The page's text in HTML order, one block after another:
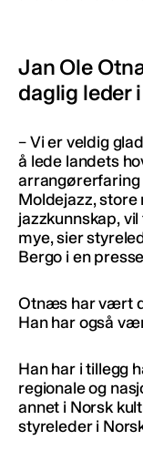
Jan Ole
daglig leder
– Vi er veldig
å lede landets
arrangørerfaring
Moldejazz, store
jazzkunnskap,
mye, sier
Bergo i en
Otnæs har vært
Han har også
Han har i tillegg
regionale og
annet i Norsk
styreleder i